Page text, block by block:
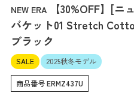
NEW ERA
【30%OFF】[ニ
バケット01 Stretch
ブラック
SALE 2025秋冬モデル
商品番号ERMZ437U